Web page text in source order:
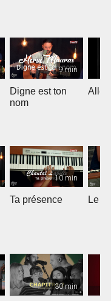
9 min
Digne est ton
nom
10 min
Ta présence Le
30 min